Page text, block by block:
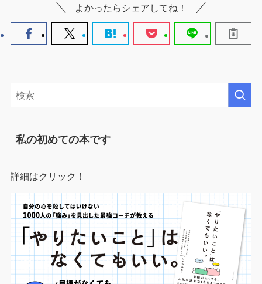
よかったらシェアしてね！
私の初めての本です
詳細はクリック！